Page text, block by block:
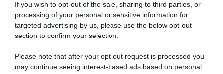
If you wish to opt-out of the sale, sharing to third parties, or
processing of your personal or sensitive information for
targeted advertising by us, please use the below opt-out
section to confirm your selection.
Please note that after your opt-out request is processed you
may continue seeing interest-based ads based on personal
© 2026 - Pianeta Design - P.IVA 04827280654 - Testata
Registrata Al Tribunale Di Nocera Inferiore N. 8/2020 - RG N.
ISCRIZIONE AL ROC N. 35792 – ISCRITTA ALL’ANSO
(ASSOCIAZIONE NAZIONALE STAMPA ONLINE)